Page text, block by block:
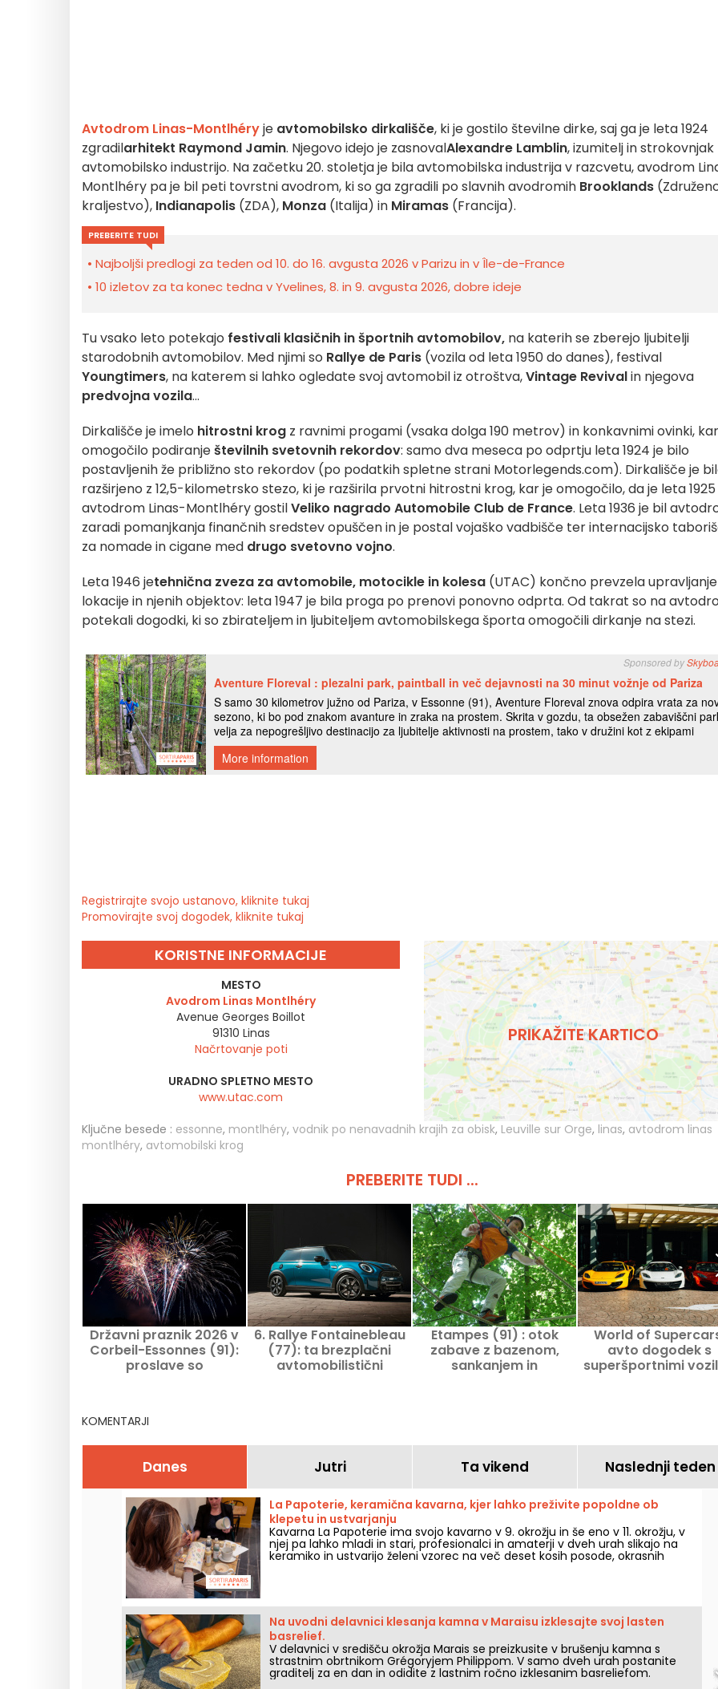
Avtodrom Linas-Montlhéryje avtomobilsko dirkališče, ki je gostilo številne dirke, saj ga je leta 1924
zgradilarhitekt Raymond Jamin. Njegovo idejo je zasnovalAlexandre Lamblin, izumitelj in strokovnjak
avtomobilsko industrijo. Na začetku 20. stoletja je bila avtomobilska industrija v razcvetu, avodrom
Montlhéry pa je bil peti tovrstni avodrom, ki so ga zgradili po slavnih avodromih Brooklands
kraljestvo), Indianapolis (ZDA), Monza (Italija) in Miramas (Francija).
PREBERITE TUDI
Najboljši predlogi za teden od 10. do 16. avgusta 2026 v Parizu in v Île-de-France
10 izletov za ta konec tedna v Yvelines, 8. in 9. avgusta 2026, dobre ideje
Tu vsako leto potekajo festivali klasičnih in športnih avtomobilov, na katerih se zberejo ljubitelji
starodobnih avtomobilov. Med njimi so Rallye de Paris (vozila od leta 1950 do danes), festival
Youngtimers, na katerem si lahko ogledate svoj avtomobil iz otroštva,Vintage Revivalin njegova
predvojna vozila...
Dirkališče je imelo hitrostni krog z ravnimi progami (vsaka dolga 190 metrov) in konkavnimi ovinki,
omogočilo podiranještevilnih svetovnih rekordov: samo dva meseca po odprtju leta 1924 je bilo
postavljenih že približno sto rekordov (po podatkih spletne strani Motorlegends.com). Dirkališče je
razširjeno z 12,5-kilometrsko stezo, ki je razširila prvotni hitrostni krog, kar je omogočilo, da je leta 1925
avtodrom Linas-Montlhéry gostilVeliko nagrado Automobile Club de France. Leta 1936 je bil
zaradi pomanjkanja finančnih sredstev opuščen in je postal vojaško vadbišče ter internacijsko
za nomade in cigane med drugo svetovno vojno.
Leta 1946 jetehnična zveza za avtomobile, motocikle in kolesa (UTAC) končno prevzela upravljanje
lokacije in njenih objektov: leta 1947 je bila proga po prenovi ponovno odprta. Od takrat so na
potekali dogodki, ki so zbirateljem in ljubiteljem avtomobilskega športa omogočili dirkanje na stezi.
Registrirajte svojo ustanovo, kliknite tukaj
Promovirajte svoj dogodek, kliknite tukaj
KORISTNE INFORMACIJE
MESTO
Avodrom Linas Montlhéry
Avenue Georges Boillot
91310 Linas
Načrtovanje poti
URADNO SPLETNO MESTO
www.utac.com
PRIKAŽITE KARTICO
Ključne besede : essonne, montlhéry, vodnik po nenavadnih krajih za obisk, Leuville sur Orge, linas, avtodrom linas
montlhéry, avtomobilski krog
PREBERITE TUDI ...
Državni praznik 2026 v
Corbeil-Essonnes (91):
proslave so
6. Rallye Fontainebleau
(77): ta brezplačni
avtomobilistični
Etampes (91) : otok
zabave z bazenom,
sankanjem in
World of
avto dogodek s
superšportnimi
KOMENTARJI
Danes Jutri Ta vikend Naslednji teden
La Papoterie, keramična kavarna, kjer lahko preživite popoldne ob
klepetu in ustvarjanju
Kavarna La Papoterie ima svojo kavarno v 9. okrožju in še eno v 11. okrožju, v
njej pa lahko mladi in stari, profesionalci in amaterji v dveh urah slikajo na
keramiko in ustvarijo želeni vzorec na več deset kosih posode, okrasnih
Na uvodni delavnici klesanja kamna v Maraisu izklesajte svoj lasten
basrelief.
V delavnici v središču okrožja Marais se preizkusite v brušenju kamna s
strastnim obrtnikom Grégoryjem Philippom. V samo dveh urah postanite
graditelj za en dan in odidite z lastnim ročno izklesanim basreliefom.